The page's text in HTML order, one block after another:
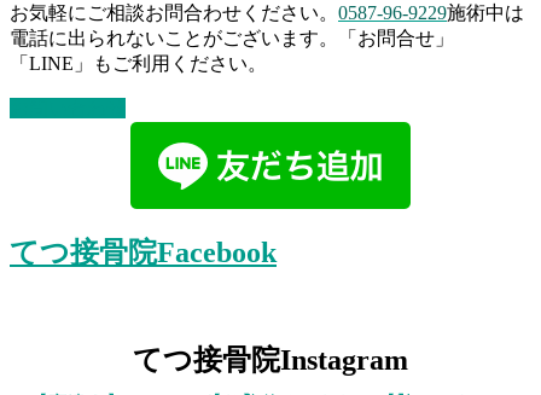
お気軽にご相談お問合わせください。 0587-96-9229施術中は
電話に出られないことがございます。「お問合せ」
「LINE」もご利用ください。
てつ接骨院Facebook
てつ接骨院Instagram